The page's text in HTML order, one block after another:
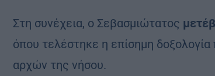
Στη συνέχεια, ο Σεβασμιώτατος
όπου τελέστηκε η επίσημη
αρχών της νήσου.